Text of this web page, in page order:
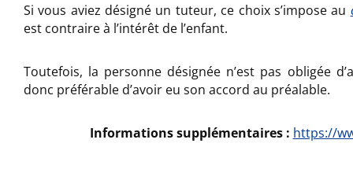
Si vous aviez désigné un tuteur, ce choix s’impose au
est contraire à l’intérêt de l’enfant.
Toutefois, la personne désignée n’est pas obligée
donc préférable d’avoir eu son accord au préalable.
Informations supplémentaires : https://